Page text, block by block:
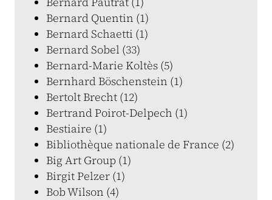
Bernard Quentin (1)
Bernard Schaetti (1)
Bernard Sobel (33)
Bernard-Marie Koltès (5)
Bernhard Böschenstein (1)
Bertolt Brecht (12)
Bertrand Poirot-Delpech (1)
Bestiaire (1)
Bibliothèque nationale de France (2)
Big Art Group (1)
Birgit Pelzer (1)
Bob Wilson (4)